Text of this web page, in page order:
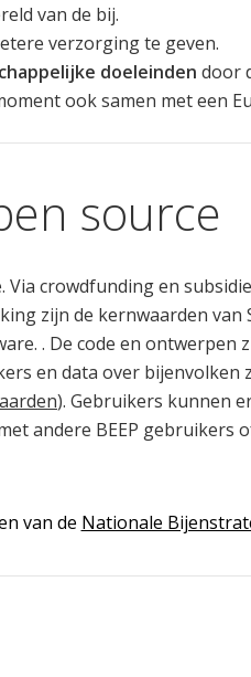
van de bij.
verzorging te geven.
doeleinden door
ook samen met een
source
crowdfunding en
zijn de kernwaarden van
. De code en ontwerpen
en data over bijenvolken
). Gebruikers kunnen
andere BEEP gebruikers
van de Nationale